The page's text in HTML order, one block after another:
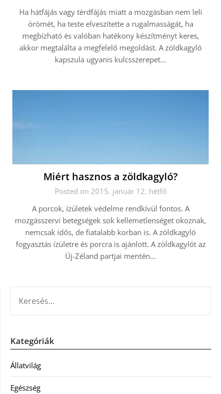
Ha hátfájás vagy térdfájás miatt a mozgásban nem leli
örömét, ha teste elveszítette a rugalmasságát, ha
megbízható és valóban hatékony készítményt keres,
akkor megtalálta a megfelelő megoldást. A zöldkagyló
kapszula ugyanis kulcsszerepet…
Miért hasznos a zöldkagyló?
Posted on 2015. január 12. hétfő
A porcok, ízületek védelme rendkívül fontos. A
mozgásszervi betegségek sok kellemetlenséget okoznak,
nemcsak idős, de fiatalabb korban is. A zöldkagyló
fogyasztás ízületre és porcra is ajánlott. A zöldkagylót az
Új-Zéland partjai mentén…
Kategóriák
Állatvilág
Egészség